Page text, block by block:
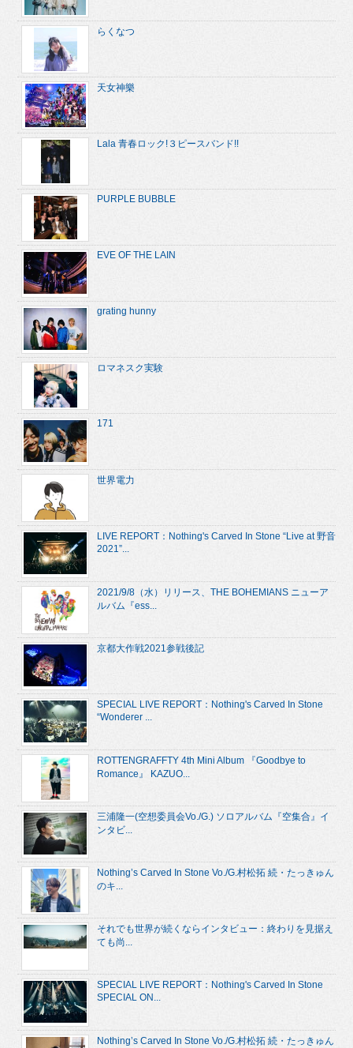
らくなつ
天女神樂
Lala 青春ロック!３ピースバンド!!
PURPLE BUBBLE
EVE OF THE LAIN
grating hunny
ロマネスク実験
171
世界電力
LIVE REPORT：Nothing's Carved In Stone “Live at 野音
2021”...
2021/9/8（水）リリース、THE BOHEMIANS ニューア
ルバム『ess...
京都大作戦2021参戦後記
SPECIAL LIVE REPORT：Nothing's Carved In Stone
“Wonderer ...
ROTTENGRAFFTY 4th Mini Album 『Goodbye to
Romance』 KAZUO...
三浦隆一(空想委員会Vo./G.) ソロアルバム『空集合』イ
ンタビ...
Nothing’s Carved In Stone Vo./G.村松拓 続・たっきゅん
のキ...
それでも世界が続くならインタビュー：終わりを見据え
ても尚...
SPECIAL LIVE REPORT：Nothing's Carved In Stone
SPECIAL ON...
Nothing’s Carved In Stone Vo./G.村松拓 続・たっきゅん